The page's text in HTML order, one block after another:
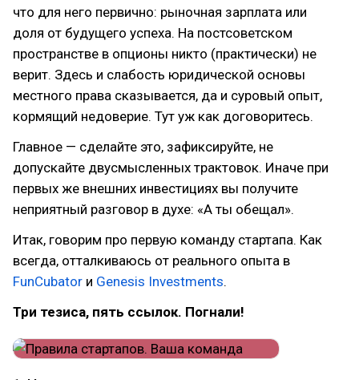
что для него первично: рыночная зарплата или
доля от будущего успеха. На постсоветском
пространстве в опционы никто (практически) не
верит. Здесь и слабость юридической основы
местного права сказывается, да и суровый опыт,
кормящий недоверие. Тут уж как договоритесь.
Главное — сделайте это, зафиксируйте, не
допускайте двусмысленных трактовок. Иначе при
первых же внешних инвестициях вы получите
неприятный разговор в духе: «А ты обещал».
Итак, говорим про первую команду стартапа. Как
всегда, отталкиваюсь от реального опыта в
FunCubator и Genesis Investments.
Три тезиса, пять ссылок. Погнали!